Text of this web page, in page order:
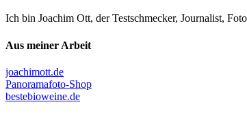
Ich bin Joachim Ott, der Testschmecker, Journalist,
Aus meiner Arbeit
joachimott.de
Panoramafoto-Shop
bestebioweine.de